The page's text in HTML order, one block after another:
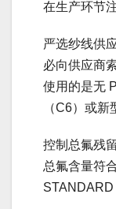
在生产环节
严选纱线供
必向供应商
使用的是无
（C6）或新
控制总氟残
总氟含量符
STANDARD